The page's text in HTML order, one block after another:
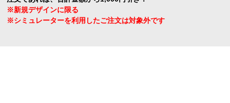
※新規デザインに限る
※シミュレーターを利用したご注文は対象外です